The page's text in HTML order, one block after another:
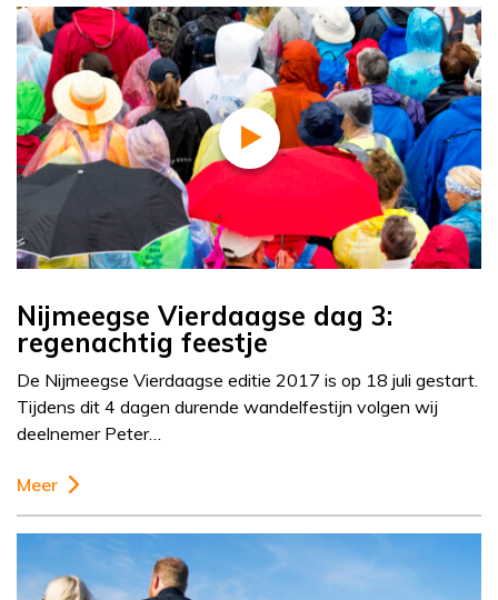
Nijmeegse Vierdaagse dag 3:
regenachtig feestje
De Nijmeegse Vierdaagse editie 2017 is op 18 juli gestart.
Tijdens dit 4 dagen durende wandelfestijn volgen wij
deelnemer Peter…
Meer